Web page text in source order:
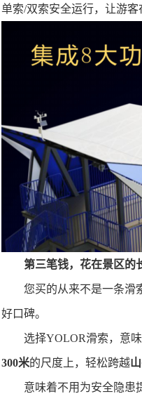
单索/双索安全运行，让游客
第三笔钱，花在景区的
您买的从来不是一条
好口碑。
选择YOLOR滑索，意
300米的尺度上，轻松跨越
意味着不用为安全隐患